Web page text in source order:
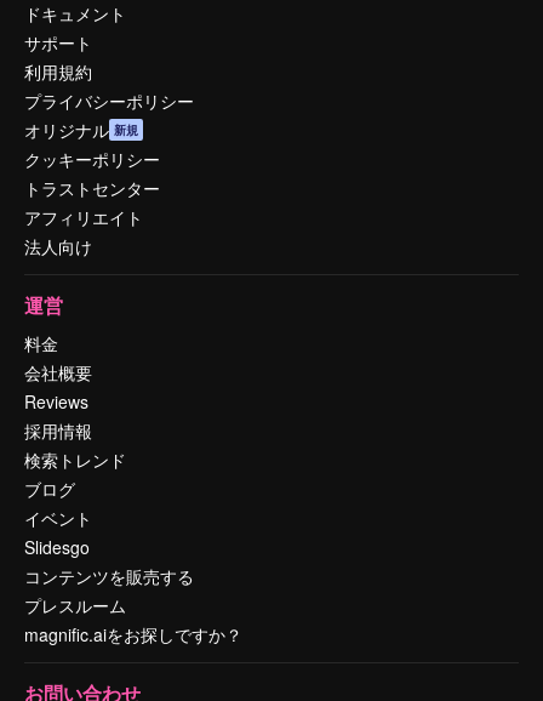
ドキュメント
サポート
利用規約
プライバシーポリシー
オリジナル 新規
クッキーポリシー
トラストセンター
アフィリエイト
法人向け
運営
料金
会社概要
Reviews
採用情報
検索トレンド
ブログ
イベント
Slidesgo
コンテンツを販売する
プレスルーム
magnific.aiをお探しですか？
お問い合わせ